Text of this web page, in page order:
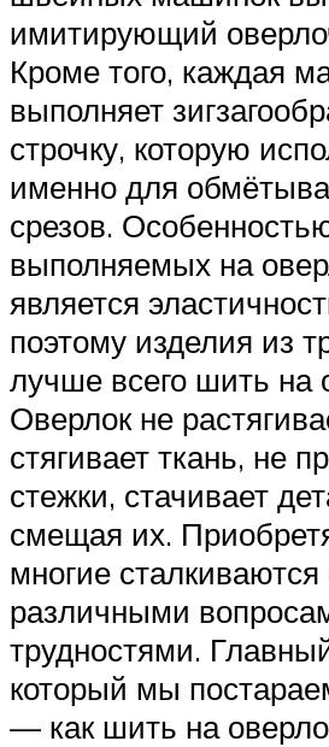
имитирующий
Кроме того, каждая
выполняет
строчку, которую
именно для
срезов.
выполняемых на
является
поэтому изделия из
лучше всего шить на
Оверлок не
стягивает ткань, не
стежки, стачивает
смещая их.
многие сталкиваются
различными
трудностями.
который мы
— как шить на